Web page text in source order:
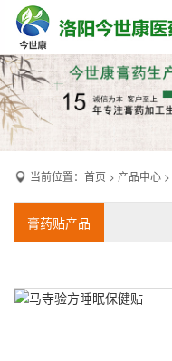
当前位置： 首页 > 产品中心 >
膏药贴产品